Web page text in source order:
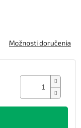
Možnosti doručenia